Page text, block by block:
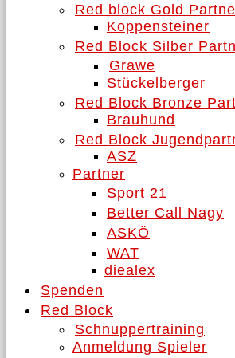
Red block Gold
Koppensteiner
Red Block Silber
Grawe
Stückelberger
Red Block Bronze
Brauhund
Red Block
ASZ
Partner
Sport 21
Better Call Nagy
ASKÖ
WAT
diealex
Spenden
Red Block
Schnuppertraining
Anmeldung Spieler